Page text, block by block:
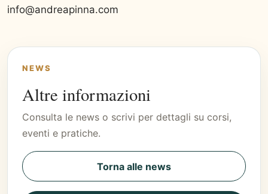
info@andreapinna.com
NEWS
Altre informazioni
Consulta le news o scrivi per dettagli su corsi,
eventi e pratiche.
Torna alle news